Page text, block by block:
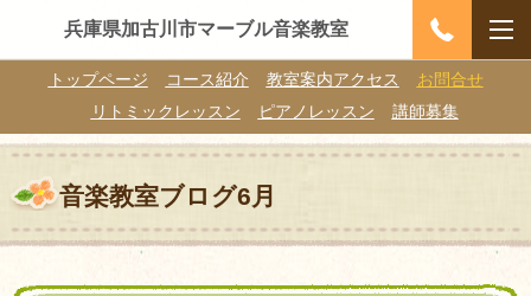
兵庫県加古川市マーブル音楽教室
トップページ コース紹介 教室案内アクセス
お問合せ
リトミックレッスン
ピアノレッスン 講師募集
音楽教室ブログ6月